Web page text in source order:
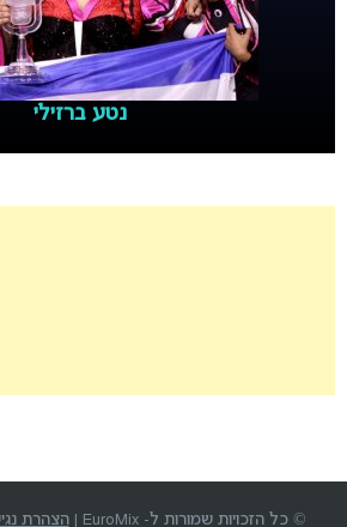
נטע ברזילי
© כל הזכויות שמורות ל- EuroMix | הצהרת